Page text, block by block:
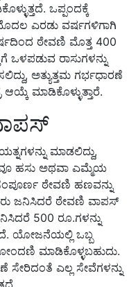
ಒಪ್ಪಂದಕ್ಕೆ
ಎರಡು ವರ್ಷಗಳಿಗಾಗಿ
ಠೇವಣಿ ಮೊತ್ತ 400
ಒಳಪಡುವ ರಾಸುಗಳನ್ನು
ಅತ್ಯುತ್ತಮ ಗರ್ಭಧಾರಣೆ
ಮಾಡಿಕೊಳ್ಳುತ್ತಾರೆ.
ಮಾಡಲಿದ್ದು,
ಹಸು ಅಥವಾ ಎಮ್ಮೆಯ
ಠೇವಣಿ ಹಣವನ್ನು
ಜನಿಸಿದರೆ ಠೇವಣಿ ವಾಪಸ್
500 ರೂ.ಗಳನ್ನು
ಯೋಜನೆಯಲ್ಲಿ ಒಬ್ಬ
ಮಾಡಿಕೊಳ್ಳಬಹುದು.
ಎಲ್ಲ ಸೇವೆಗಳನ್ನು